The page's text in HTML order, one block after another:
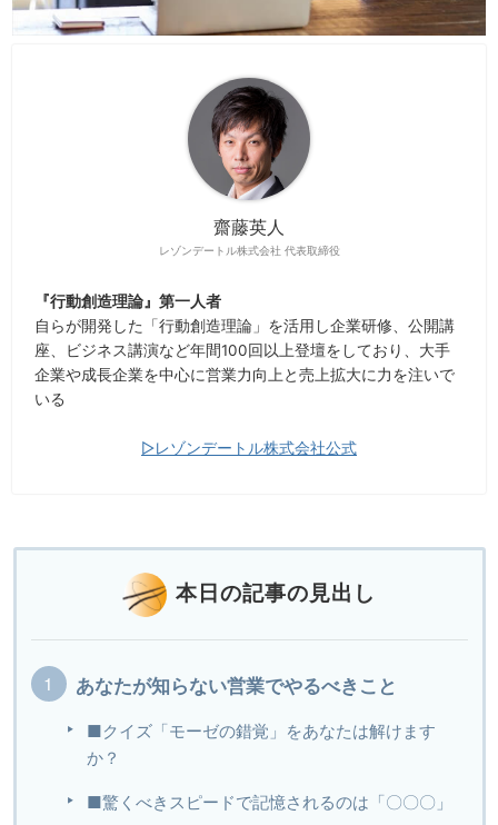
齋藤英人
レゾンデートル株式会社 代表取締役
『行動創造理論』第一人者
自らが開発した「行動創造理論」を活用し企業研修、公開講
座、ビジネス講演など年間100回以上登壇をしており、大手
企業や成長企業を中心に営業力向上と売上拡大に力を注いで
いる
▷レゾンデートル株式会社公式
本日の記事の見出し
あなたが知らない営業でやるべきこと
■クイズ「モーゼの錯覚」をあなたは解けます
か？
■驚くべきスピードで記憶されるのは「〇〇〇」